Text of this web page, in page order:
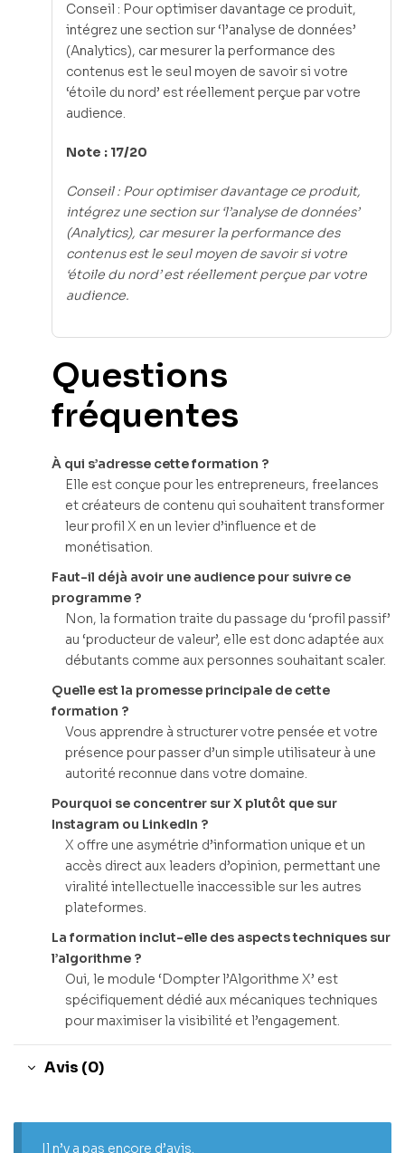
Conseil : Pour optimiser davantage ce produit,
intégrez une section sur ‘l’analyse de données’
(Analytics), car mesurer la performance des
contenus est le seul moyen de savoir si votre
‘étoile du nord’ est réellement perçue par votre
audience.
Note : 17/20
Conseil : Pour optimiser davantage ce produit,
intégrez une section sur ‘l’analyse de données’
(Analytics), car mesurer la performance des
contenus est le seul moyen de savoir si votre
‘étoile du nord’ est réellement perçue par votre
audience.
Questions
fréquentes
À qui s’adresse cette formation ?
Elle est conçue pour les entrepreneurs, freelances
et créateurs de contenu qui souhaitent transformer
leur profil X en un levier d’influence et de
monétisation.
Faut-il déjà avoir une audience pour suivre ce
programme ?
Non, la formation traite du passage du ‘profil passif’
au ‘producteur de valeur’, elle est donc adaptée aux
débutants comme aux personnes souhaitant scaler.
Quelle est la promesse principale de cette
formation ?
Vous apprendre à structurer votre pensée et votre
présence pour passer d’un simple utilisateur à une
autorité reconnue dans votre domaine.
Pourquoi se concentrer sur X plutôt que sur
Instagram ou LinkedIn ?
X offre une asymétrie d’information unique et un
accès direct aux leaders d’opinion, permettant une
viralité intellectuelle inaccessible sur les autres
plateformes.
La formation inclut-elle des aspects techniques sur
l’algorithme ?
Oui, le module ‘Dompter l’Algorithme X’ est
spécifiquement dédié aux mécaniques techniques
pour maximiser la visibilité et l’engagement.
Avis (0)
Il n’y a pas encore d’avis.